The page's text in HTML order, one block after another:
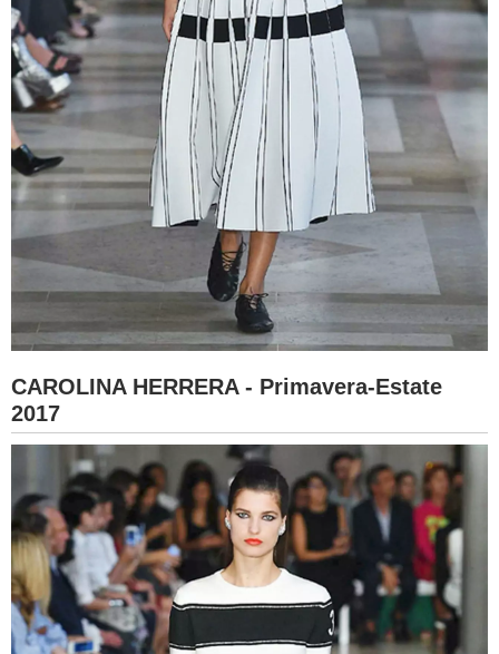
CAROLINA HERRERA - Primavera-Estate
2017